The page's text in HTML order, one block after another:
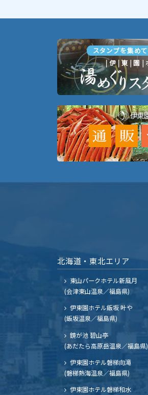
北海道・東北エリア
東山パークホテル新風月
(会津東山温泉／福島県)
伊東園ホテル飯坂 叶や
(飯坂温泉／福島県)
鏡が池 碧山亭
(あだたら高原岳温泉／福島県)
伊東園ホテル磐梯向滝
(磐梯熱海温泉／福島県)
伊東園ホテル磐梯和水